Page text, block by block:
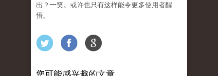
出？一笑。或许也只有这样能令更多使用者醒
悟。